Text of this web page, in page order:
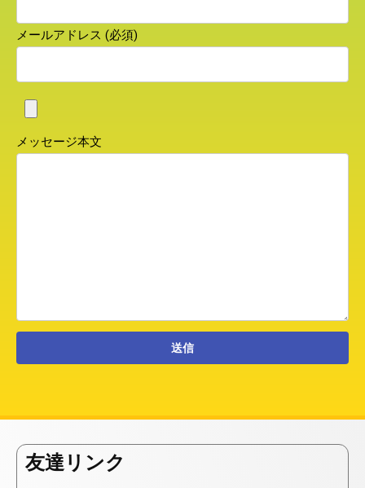
メールアドレス (必須)
メッセージ本文
友達リンク